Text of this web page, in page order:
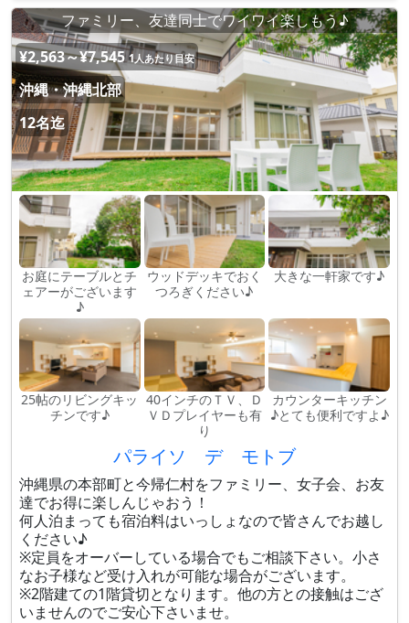
ファミリー、友達同士でワイワイ楽しもう♪
¥2,563～¥7,545 1人あたり目安
沖縄・沖縄北部
12名迄
お庭にテーブルとチ
ェアーがございます
♪
ウッドデッキでおく
つろぎください♪
大きな一軒家です♪
25帖のリビングキッ
チンです♪
40インチのＴＶ、Ｄ
ＶＤプレイヤーも有
り
カウンターキッチン
♪とても便利ですよ♪
パライソ デ モトブ
沖縄県の本部町と今帰仁村をファミリー、女子会、お友
達でお得に楽しんじゃおう！
何人泊まっても宿泊料はいっしょなので皆さんでお越し
ください♪
※定員をオーバーしている場合でもご相談下さい。小さ
なお子様など受け入れが可能な場合がございます。
※2階建ての1階貸切となります。他の方との接触はござ
いませんのでご安心下さいませ。